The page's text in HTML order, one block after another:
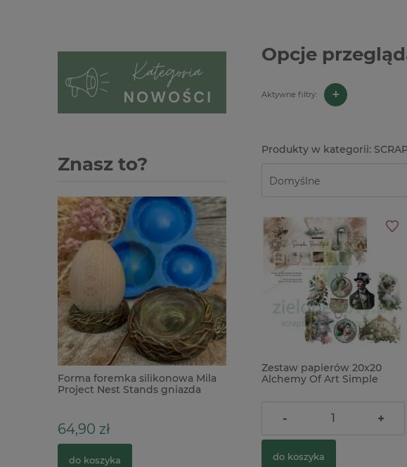
Znasz to?
Forma foremka silikonowa Mila
Project Nest Stands gniazda
64,90 zł
do koszyka
Wycinanka Wycinanka Komunia
do koszyka
Opcje
Aktywne filtry: +
Zestaw papierów 20x20
Alchemy Of Art Simple
20,90 zł
- +
do koszyka